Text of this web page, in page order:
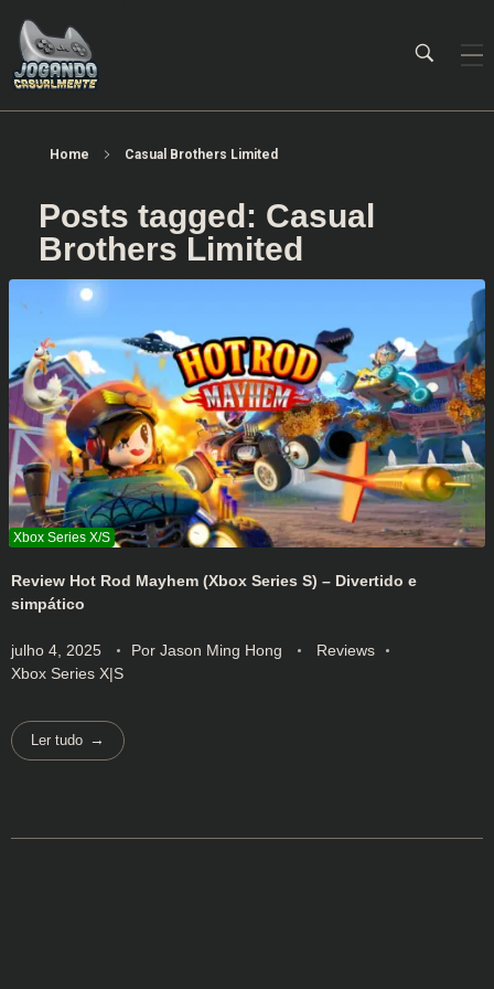
Home Casual Brothers Limited
Posts tagged: Casual
Brothers Limited
Review Hot Rod Mayhem (Xbox Series S) – Divertido e
simpático
julho 4, 2025 Por Jason Ming Hong
Reviews
Xbox Series X|S
Ler tudo